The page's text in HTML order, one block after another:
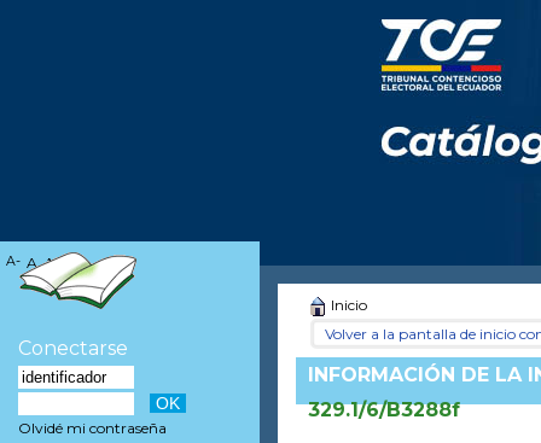
Inicio
Volver a la pantalla de inicio
INFORMACIÓN DE LA
329.1/6/B3288f
A- A A+
Conectarse
Olvidé mi contraseña